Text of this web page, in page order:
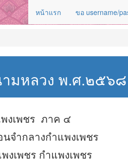
หน้าแรก ขอ username/
มหลวง พ.ศ.๒๕๖๘
งเพชร ภาค ๔
จำกลางกำแพงเพชร
งเพชร กำแพงเพชร